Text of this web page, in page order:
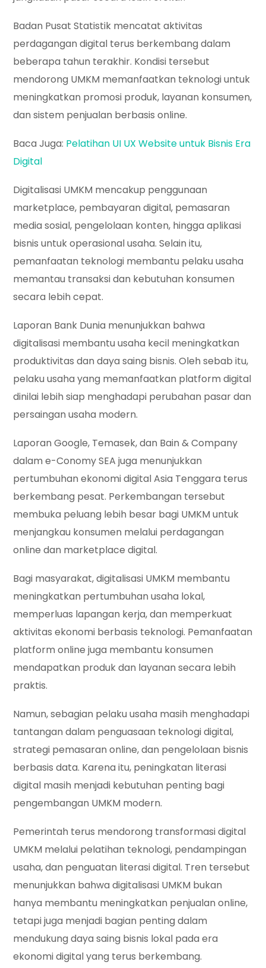
Badan Pusat Statistik mencatat aktivitas
perdagangan digital terus berkembang dalam
beberapa tahun terakhir. Kondisi tersebut
mendorong UMKM memanfaatkan teknologi untuk
meningkatkan promosi produk, layanan konsumen,
dan sistem penjualan berbasis online.
Baca Juga: Pelatihan UI UX Website untuk Bisnis Era
Digital
Digitalisasi UMKM mencakup penggunaan
marketplace, pembayaran digital, pemasaran
media sosial, pengelolaan konten, hingga aplikasi
bisnis untuk operasional usaha. Selain itu,
pemanfaatan teknologi membantu pelaku usaha
memantau transaksi dan kebutuhan konsumen
secara lebih cepat.
Laporan Bank Dunia menunjukkan bahwa
digitalisasi membantu usaha kecil meningkatkan
produktivitas dan daya saing bisnis. Oleh sebab itu,
pelaku usaha yang memanfaatkan platform digital
dinilai lebih siap menghadapi perubahan pasar dan
persaingan usaha modern.
Laporan Google, Temasek, dan Bain & Company
dalam e-Conomy SEA juga menunjukkan
pertumbuhan ekonomi digital Asia Tenggara terus
berkembang pesat. Perkembangan tersebut
membuka peluang lebih besar bagi UMKM untuk
menjangkau konsumen melalui perdagangan
online dan marketplace digital.
Bagi masyarakat, digitalisasi UMKM membantu
meningkatkan pertumbuhan usaha lokal,
memperluas lapangan kerja, dan memperkuat
aktivitas ekonomi berbasis teknologi. Pemanfaatan
platform online juga membantu konsumen
mendapatkan produk dan layanan secara lebih
praktis.
Namun, sebagian pelaku usaha masih menghadapi
tantangan dalam penguasaan teknologi digital,
strategi pemasaran online, dan pengelolaan bisnis
berbasis data. Karena itu, peningkatan literasi
digital masih menjadi kebutuhan penting bagi
pengembangan UMKM modern.
Pemerintah terus mendorong transformasi digital
UMKM melalui pelatihan teknologi, pendampingan
usaha, dan penguatan literasi digital. Tren tersebut
menunjukkan bahwa digitalisasi UMKM bukan
hanya membantu meningkatkan penjualan online,
tetapi juga menjadi bagian penting dalam
mendukung daya saing bisnis lokal pada era
ekonomi digital yang terus berkembang.